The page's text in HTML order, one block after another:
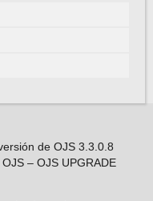
de OJS 3.3.0.8
– OJS UPGRADE